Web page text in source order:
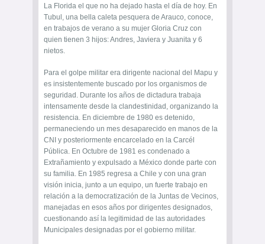
La Florida el que no ha dejado hasta el día de hoy. En
Tubul, una bella caleta pesquera de Arauco, conoce,
en trabajos de verano a su mujer Gloria Cruz con
quien tienen 3 hijos: Andres, Javiera y Juanita y 6
nietos.
Para el golpe militar era dirigente nacional del Mapu y
es insistentemente buscado por los organismos de
seguridad. Durante los años de dictadura trabaja
intensamente desde la clandestinidad, organizando la
resistencia. En diciembre de 1980 es detenido,
permaneciendo un mes desaparecido en manos de la
CNI y posteriormente encarcelado en la Carcél
Pública. En Octubre de 1981 es condenado a
Extrañamiento y expulsado a México donde parte con
su familia. En 1985 regresa a Chile y con una gran
visión inicia, junto a un equipo, un fuerte trabajo en
relación a la democratización de la Juntas de Vecinos,
manejadas en esos años por dirigentes designados,
cuestionando así la legitimidad de las autoridades
Municipales designadas por el gobierno militar.